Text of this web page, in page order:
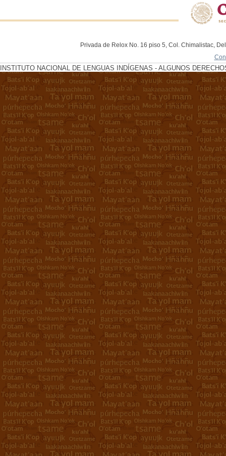
Privada de Relox No. 16 piso 5, Col. Chimalistac,
INSTITUTO NACIONAL DE LENGUAS INDÍGENAS - ALGUNOS